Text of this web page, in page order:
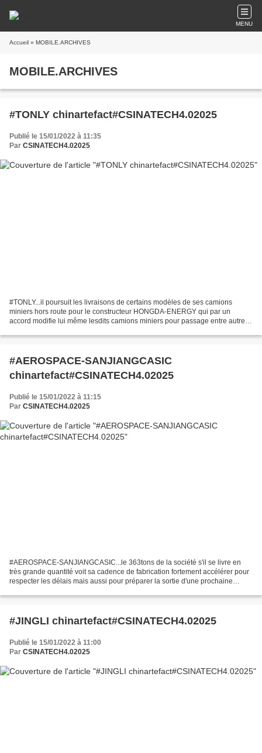
MENU
Accueil » MOBILE.ARCHIVES
MOBILE.ARCHIVES
#TONLY chinartefact#CSINATECH4.02025
Publié le 15/01/2022 à 11:35
Par CSINATECH4.02025
#TONLY...il poursuit les livraisons de certains modèles de ses camions
miniers hors route pour le constructeur HONGDA-ENERGY qui par un
accord modifie lui même lesdits camions miniers pour passage entre autres
#AEROSPACE-SANJIANGCASIC
chinartefact#CSINATECH4.02025
Publié le 15/01/2022 à 11:15
Par CSINATECH4.02025
#AEROSPACE-SANJIANGCASIC...le 363tons de la société s'il se livre en
très grande quantité voit sa cadence de fabrication fortement accélérer pour
respecter les délais mais aussi pour préparer la sortie d'une prochaine
#JINGLI chinartefact#CSINATECH4.02025
Publié le 15/01/2022 à 11:00
Par CSINATECH4.02025